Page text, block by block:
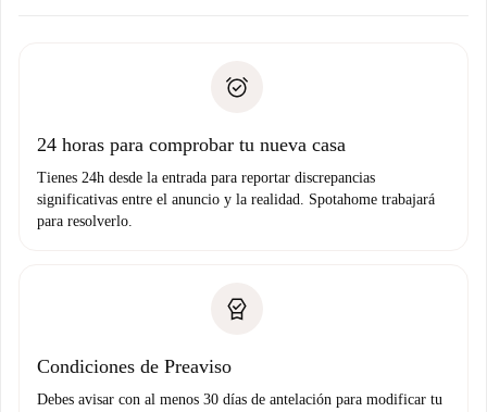
Prueba de solvencia
no nos comunicas ningún problema.
24 horas para comprobar tu nueva casa
Tienes 24h desde la entrada para reportar discrepancias
significativas entre el anuncio y la realidad. Spotahome trabajará
para resolverlo.
Condiciones de Preaviso
Debes avisar con al menos 30 días de antelación para modificar tu